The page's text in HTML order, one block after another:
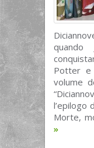
quando
Potter e
volume
l’epilogo
Morte,
»